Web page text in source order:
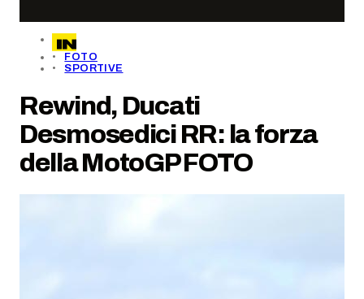
FOTO
SPORTIVE
Rewind, Ducati
Desmosedici RR: la forza
della MotoGP FOTO